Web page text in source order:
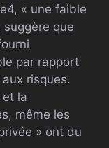
« une faible
que
par rapport
risques.
la
même les
» ont du